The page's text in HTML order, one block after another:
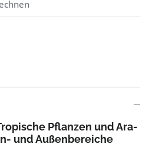
Pflanzen und Ara-
und Außenbereiche